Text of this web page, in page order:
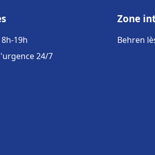
19h
24/7
Zone
Behren